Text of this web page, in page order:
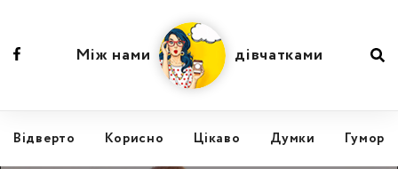
Відвертo Корисно Цікаво Думки Гумор
Між нами дівчатками